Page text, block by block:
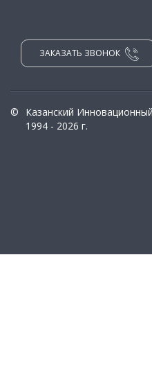
ЗАКАЗАТЬ ЗВОНОК
©
Казанский
1994 - 2026 г.